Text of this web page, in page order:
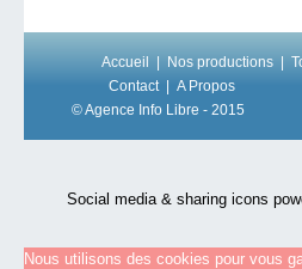
Accueil Nos productions
Contact
A Propos
© Agence Info Libre - 2015
Social media & sharing icons
Nous utilisons des cookies pour vous